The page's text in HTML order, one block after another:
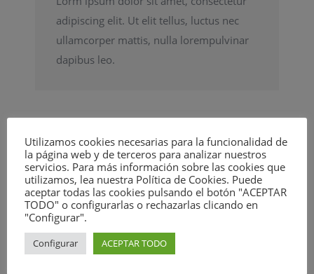
adipiscing elit. Ut elit tellus, luctus nec
ullamcorper mattis, nulla lorempulvinar
dapibus leo.
Nulla odio felis placerat a
augue
Elinc bibendum, elit vel lacinia hendrerit, ante
nulla rhoncus arcu, egestas sollicitudin massa
massa id diam. Mauris id ipsum at odio convallis
Utilizamos cookies necesarias para la funcionalidad de
la página web y de terceros para analizar nuestros
servicios. Para más información sobre las cookies que
utilizamos, lea nuestra Política de Cookies. Puede
aceptar todas las cookies pulsando el botón "ACEPTAR
TODO" o configurarlas o rechazarlas clicando en
"Configurar".
Configurar ACEPTAR TODO